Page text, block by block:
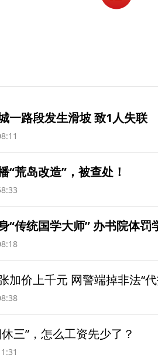
一路段发生滑坡 致1人失联
“荒岛改造”，被查处！
“传统国学大师” 办书院体罚
加价上千元 网警端掉非法“
三”，怎么工资先少了？